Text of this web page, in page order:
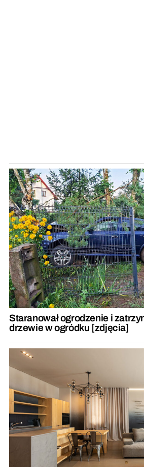
Staranował ogrodzenie i
drzewie w ogródku [zdjęcia]